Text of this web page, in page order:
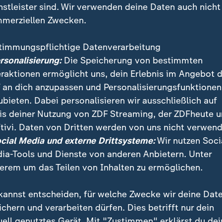
Koalitionsvertrag zwischen SPD und BSW
sich nach langen Verhandlungen einigen. Doch was
der neuen Koalition?
sind. Wir verwenden deine Daten auch nicht
Zwecken.
Datenverarbeitung
Die Speicherung von bestimmten
ermöglicht uns, dein Erlebnis im Angebot
an dich anzupassen und Personalisierungsfunktionen
Dabei personalisieren wir ausschließlich auf
deiner Nutzung von ZDF Streaming, der ZDFheute
Daten von Dritten werden von uns nicht
Media und externe Drittsysteme:Wir nutzen
Tools und Dienste von anderen Anbietern. Unter
um das Teilen von Inhalten zu ermöglichen.
entscheiden, für welche Zwecke wir deine
und verarbeiten dürfen. Dies betrifft nur dein